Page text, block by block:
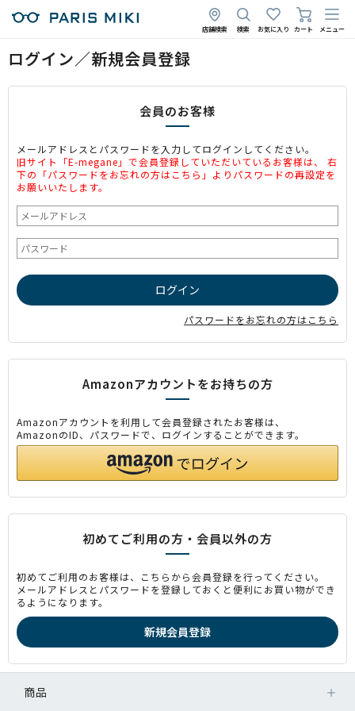
店舗検索 検索 お気に入り カート メニュー
ログイン／新規会員登録
会員のお客様
メールアドレスとパスワードを入力してログインしてください。
旧サイト「E-megane」で会員登録していただいているお客様は、 右
下の「パスワードをお忘れの方はこちら」よりパスワードの再設定を
お願いいたします。
パスワードをお忘れの方はこちら
Amazonアカウントをお持ちの方
Amazonアカウントを利用して会員登録されたお客様は、
AmazonのID、パスワードで、ログインすることができます。
初めてご利用の方・会員以外の方
初めてご利用のお客様は、こちらから会員登録を行ってください。
メールアドレスとパスワードを登録しておくと便利にお買い物ができ
るようになります。
商品